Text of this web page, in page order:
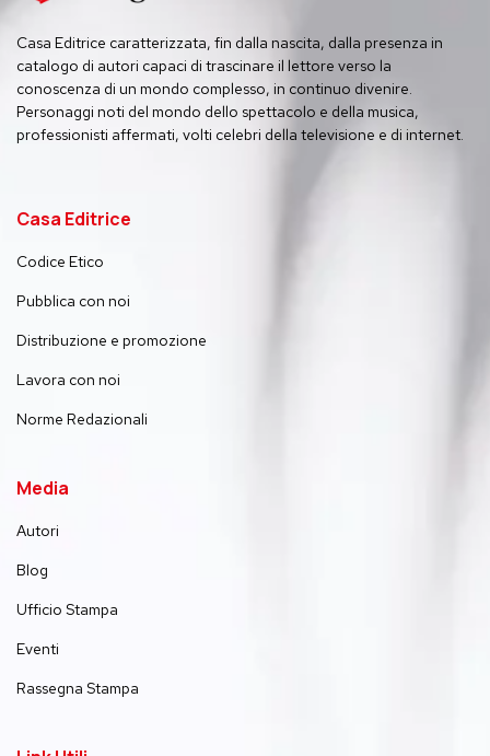
Casa Editrice caratterizzata, fin dalla nascita, dalla presenza in
catalogo di autori capaci di trascinare il lettore verso la
conoscenza di un mondo complesso, in continuo divenire.
Personaggi noti del mondo dello spettacolo e della musica,
professionisti affermati, volti celebri della televisione e di internet.
Casa Editrice
Codice Etico
Pubblica con noi
Distribuzione e promozione
Lavora con noi
Norme Redazionali
Media
Autori
Blog
Ufficio Stampa
Eventi
Rassegna Stampa